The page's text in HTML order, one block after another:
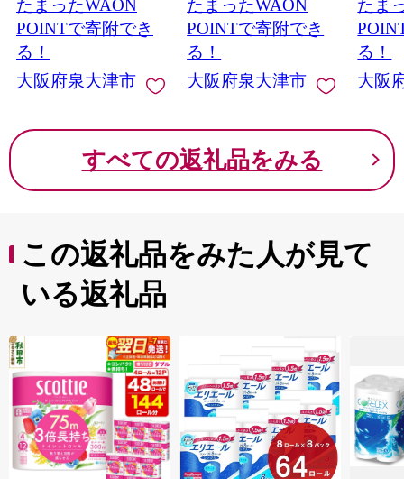
きます。
たまったWAON
POINTで寄附でき
る！
大阪府泉大津市
ざわり 吸水 スポーツ
風呂 入浴 水泳 プール
かわいい おしゃれ 人
気 普段使い 大阪 泉大
津 [0558]
たまったWAON
POINTで寄附でき
る！
大阪府泉大津市
単調理
ラダ
コク
まみ
タン
たま
る！
大阪
すべての返礼品をみる
この返礼品をみた人が見て
いる返礼品